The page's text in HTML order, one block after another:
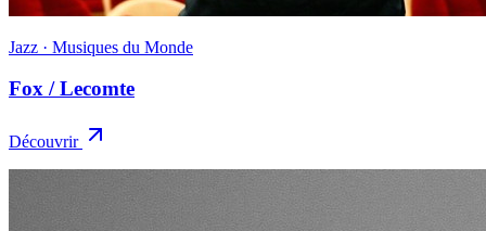
Jazz · Musiques du Monde
Fox / Lecomte
Découvrir